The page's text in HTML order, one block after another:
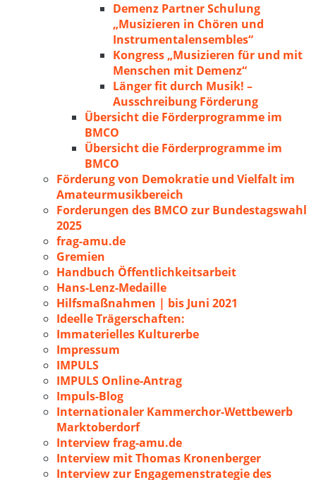
Demenz Partner Schulung
„Musizieren in Chören und
Instrumentalensembles“
Kongress „Musizieren für und mit
Menschen mit Demenz“
Länger fit durch Musik! –
Ausschreibung Förderung
Übersicht die Förderprogramme im
BMCO
Übersicht die Förderprogramme im
BMCO
Förderung von Demokratie und Vielfalt im
Amateurmusikbereich
Forderungen des BMCO zur Bundestagswahl
2025
frag-amu.de
Gremien
Handbuch Öffentlichkeitsarbeit
Hans-Lenz-Medaille
Hilfsmaßnahmen | bis Juni 2021
Ideelle Trägerschaften:
Immaterielles Kulturerbe
Impressum
IMPULS
IMPULS Online-Antrag
Impuls-Blog
Internationaler Kammerchor-Wettbewerb
Marktoberdorf
Interview frag-amu.de
Interview mit Thomas Kronenberger
Interview zur Engagemenstrategie des